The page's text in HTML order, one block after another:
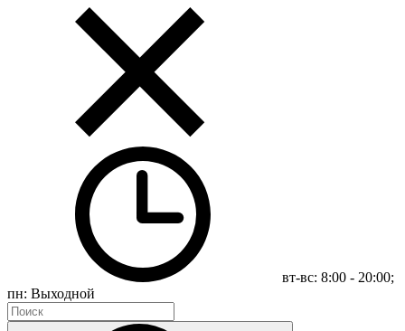
вт-вс: 8:00 - 20:00;
пн: Выходной